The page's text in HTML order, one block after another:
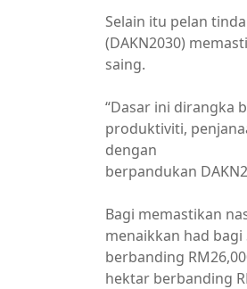
Selain itu pelan
(DAKN2030)
saing.
“Dasar ini dirangka
produktiviti,
dengan
berpandukan
Bagi memastikan
menaikkan had bagi
berbanding
hektar berbanding